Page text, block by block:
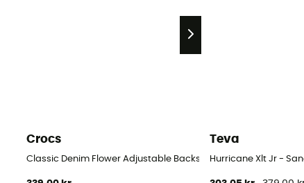
Crocs
Classic Denim Flower Adjustable Backstrap Clog K - Sandaler
Teva
Hurricane Xlt Jr -